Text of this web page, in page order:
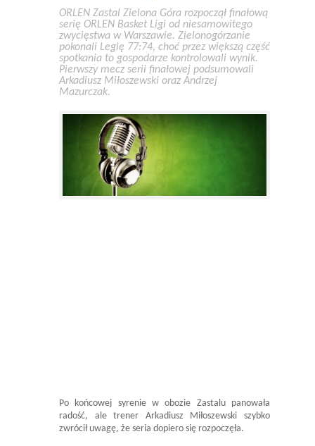
ORLEN Zastal Zielona Góra rozpoczął finałową
serię ORLEN Basket Ligi od niesamowitego
zwycięstwa w Warszawie. Zielonogórzanie
pokonali Legię 77:74, choć przez większą część
spotkania to gospodarze kontrolowali wynik.
Pierwszy mecz serii finałowej podsumowali
Arkadiusz Miłoszewski oraz Andrzej
Mazurczak.
Po końcowej syrenie w obozie Zastalu panowała
radość, ale trener Arkadiusz Miłoszewski szybko
zwrócił uwagę, że seria dopiero się rozpoczęła.